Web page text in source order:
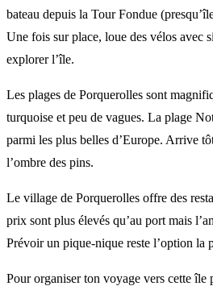
bateau depuis la Tour Fondue
Une fois sur place, loue des vélos avec
explorer l’île.
Les plages de Porquerolles sont
turquoise et peu de vagues. La plage
parmi les plus belles d’Europe. Arrive
l’ombre des pins.
Le village de Porquerolles offre des
prix sont plus élevés qu’au port mais
Prévoir un pique-nique reste l’option la
Pour organiser ton voyage vers cette île